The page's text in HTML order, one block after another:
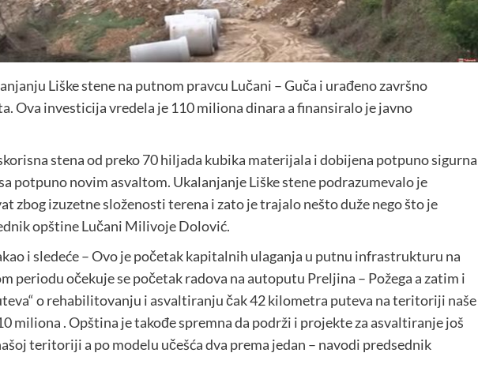
Liške stene na putnom pravcu Lučani – Guča i urađeno završno
Ova investicija vredela je 110 miliona dinara a finansiralo je javno
stena od preko 70 hiljada kubika materijala i dobijena potpuno sigurna
potpuno novim asvaltom. Ukalanjanje Liške stene podrazumevalo je
zbog izuzetne složenosti terena i zato je trajalo nešto duže nego što je
opštine Lučani Milivoje Dolović.
i sledeće – Ovo je početak kapitalnih ulaganja u putnu infrastrukturu na
periodu očekuje se početak radova na autoputu Preljina – Požega a zatim i
o rehabilitovanju i asvaltiranju čak 42 kilometra puteva na teritoriji naše
miliona . Opština je takođe spremna da podrži i projekte za asvaltiranje još
teritoriji a po modelu učešća dva prema jedan – navodi predsednik